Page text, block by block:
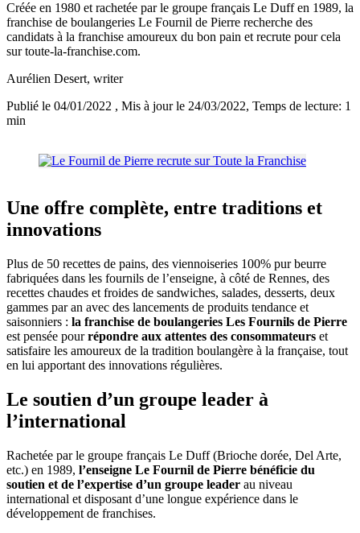
Créée en 1980 et rachetée par le groupe français Le Duff en 1989, la
franchise de boulangeries Le Fournil de Pierre recherche des
candidats à la franchise amoureux du bon pain et recrute pour cela
sur toute-la-franchise.com.
Aurélien Desert, writer
Publié le 04/01/2022 , Mis à jour le 24/03/2022, Temps de lecture: 1
min
Une offre complète, entre traditions et
innovations
Plus de 50 recettes de pains, des viennoiseries 100% pur beurre
fabriquées dans les fournils de l’enseigne, à côté de Rennes, des
recettes chaudes et froides de sandwiches, salades, desserts, deux
gammes par an avec des lancements de produits tendance et
saisonniers : la franchise de boulangeries Les Fournils de Pierre
est pensée pourrépondre aux attentes des consommateurs et
satisfaire les amoureux de la tradition boulangère à la française, tout
en lui apportant des innovations régulières.
Le soutien d’un groupe leader à
l’international
Rachetée par le groupe français Le Duff (Brioche dorée, Del Arte,
etc.) en 1989, l’enseigne Le Fournil de Pierre bénéficie du
soutien et de l’expertise d’un groupe leader au niveau
international et disposant d’une longue expérience dans le
développement de franchises.